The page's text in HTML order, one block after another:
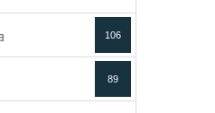
72
106
89